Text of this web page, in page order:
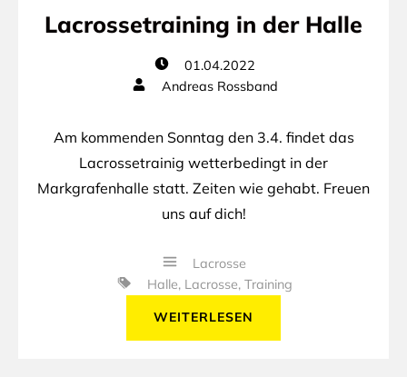
Lacrossetraining in der Halle
01.04.2022
Andreas Rossband
Am kommenden Sonntag den 3.4. findet das
Lacrossetrainig wetterbedingt in der
Markgrafenhalle statt. Zeiten wie gehabt. Freuen
uns auf dich!
Lacrosse
Halle, Lacrosse, Training
WEITERLESEN